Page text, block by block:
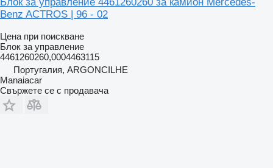
Блок за управление 4461260260 за камион Mercedes-
Benz ACTROS | 96 - 02
Цена при поискване
Блок за управление
4461260260,0004463115
Португалия, ARGONCILHE
Manaiacar
Свържете се с продавача